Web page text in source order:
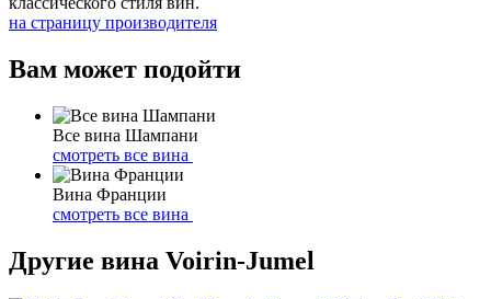
на страницу производителя
Вам может подойти
Все вина Шампани
смотреть все вина
Вина Франции
смотреть все вина
Другие вина Voirin-Jumel